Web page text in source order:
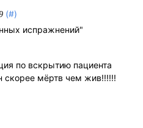
(#)
испражнений"
по вскрытию пациента
скорее мёртв чем жив!!!!!!